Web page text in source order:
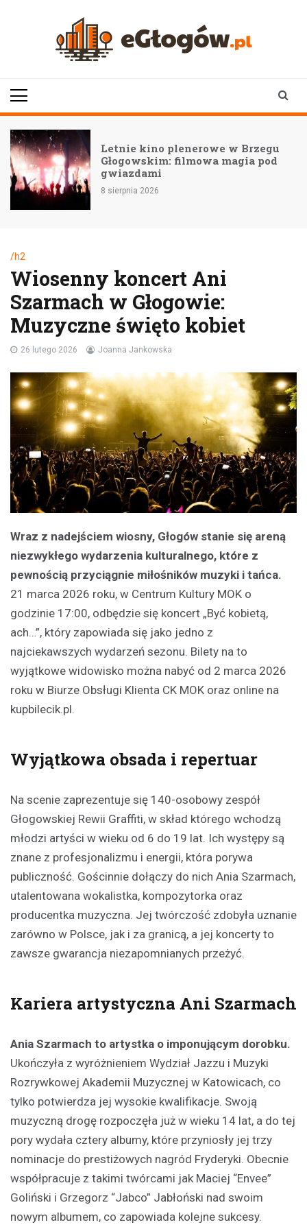
Letnie kino plenerowe w Brzegu
Głogowskim: filmowa magia pod
gwiazdami
8 sierpnia 2026
/h2
Wiosenny koncert Ani
Szarmach w Głogowie:
Muzyczne święto kobiet
26 lutego 2026 Joanna Jankowska
Wraz z nadejściem wiosny, Głogów stanie się areną
niezwykłego wydarzenia kulturalnego, które z
pewnością przyciągnie miłośników muzyki i tańca.
21 marca 2026 roku, w Centrum Kultury MOK o
godzinie 17:00, odbędzie się koncert „Być kobietą,
ach…”, który zapowiada się jako jedno z
najciekawszych wydarzeń sezonu. Bilety na to
wyjątkowe widowisko można nabyć od 2 marca 2026
roku w Biurze Obsługi Klienta CK MOK oraz online na
kupbilecik.pl.
Wyjątkowa obsada i repertuar
Na scenie zaprezentuje się 140-osobowy zespół
Głogowskiej Rewii Graffiti, w skład którego wchodzą
młodzi artyści w wieku od 6 do 19 lat. Ich występy są
znane z profesjonalizmu i energii, która porywa
publiczność. Gościnnie dołączy do nich Ania Szarmach,
utalentowana wokalistka, kompozytorka oraz
producentka muzyczna. Jej twórczość zdobyła uznanie
zarówno w Polsce, jak i za granicą, a jej koncerty to
zawsze gwarancja niezapomnianych przeżyć.
Kariera artystyczna Ani Szarmach
Ania Szarmach to artystka o imponującym dorobku.
Ukończyła z wyróżnieniem Wydział Jazzu i Muzyki
Rozrywkowej Akademii Muzycznej w Katowicach, co
tylko potwierdza jej wysokie kwalifikacje. Swoją
muzyczną drogę rozpoczęła już w wieku 14 lat, a do tej
pory wydała cztery albumy, które przyniosły jej trzy
nominacje do prestiżowych nagród Fryderyki. Obecnie
współpracuje z takimi twórcami jak Maciej “Envee”
Goliński i Grzegorz “Jabco” Jabłoński nad swoim
nowym albumem, co zapowiada kolejne sukcesy.